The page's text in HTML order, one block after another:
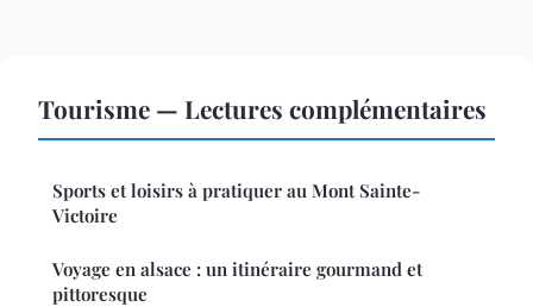
Tourisme — Lectures complémentaires
Sports et loisirs à pratiquer au Mont Sainte-
Victoire
Voyage en alsace : un itinéraire gourmand et
pittoresque